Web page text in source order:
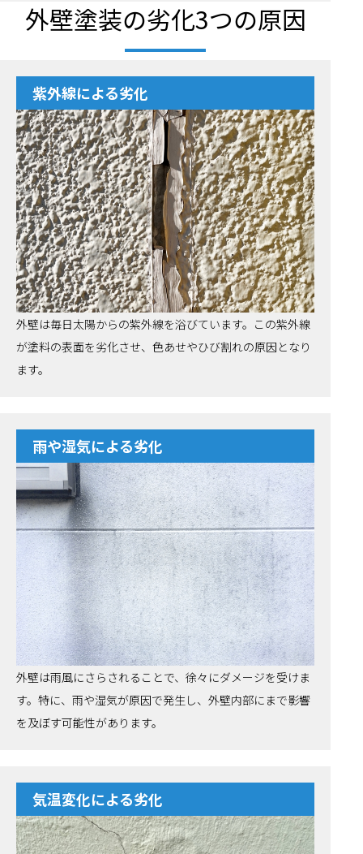
外壁塗装の劣化3つの原因
紫外線による劣化
外壁は毎日太陽からの紫外線を浴びています。この紫外線
が塗料の表面を劣化させ、色あせやひび割れの原因となり
ます。
雨や湿気による劣化
外壁は雨風にさらされることで、徐々にダメージを受けま
す。特に、雨や湿気が原因で発生し、外壁内部にまで影響
を及ぼす可能性があります。
気温変化による劣化